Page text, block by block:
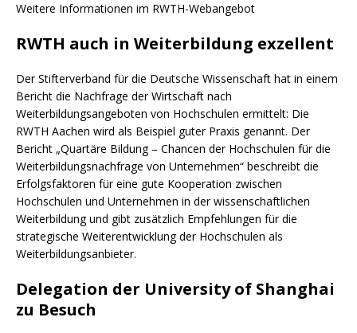
Weitere Informationen im RWTH-Webangebot
RWTH auch in Weiterbildung exzellent
Der Stifterverband für die Deutsche Wissenschaft hat in einem
Bericht die Nachfrage der Wirtschaft nach
Weiterbildungsangeboten von Hochschulen ermittelt: Die
RWTH Aachen wird als Beispiel guter Praxis genannt. Der
Bericht „Quartäre Bildung – Chancen der Hochschulen für die
Weiterbildungsnachfrage von Unternehmen“ beschreibt die
Erfolgsfaktoren für eine gute Kooperation zwischen
Hochschulen und Unternehmen in der wissenschaftlichen
Weiterbildung und gibt zusätzlich Empfehlungen für die
strategische Weiterentwicklung der Hochschulen als
Weiterbildungsanbieter.
Delegation der University of Shanghai
zu Besuch